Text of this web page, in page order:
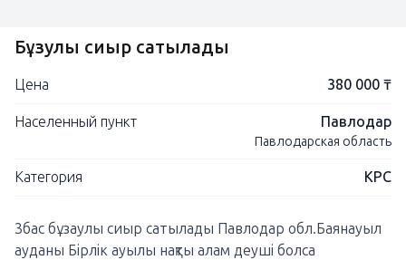
Бұзулы сиыр сатылады
Цена 380 000 ₸
Населенный пункт Павлодар
Павлодарская область
Категория КРС
3бас бұзаулы сиыр сатылады Павлодар обл.Баянауыл
ауданы Бірлік ауылы нақты алам деуші болса